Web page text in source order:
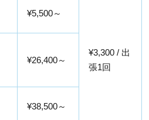
¥5,500～
¥3,300 / 出
張1回
¥26,400～
¥38,500～